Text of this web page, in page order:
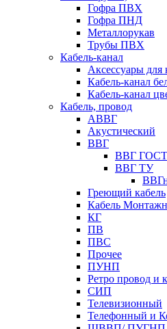
Гофра ПВХ
Гофра ПНД
Металлорукав
Трубы ПВХ
Кабель-канал
Аксессуары для
Кабель-канал
Кабель-канал
Кабель, провод
АВВГ
Акустический
ВВГ
ВВГ ГОСТ
ВВГ ТУ
Греющий кабель
Кабель
КГ
ПВ
ПВС
Прочее
ПУНП
Ретро провод и
СИП
Телевизионный
Телефонный и